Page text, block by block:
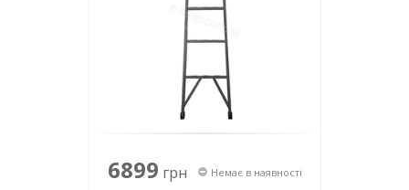
6899 грн Немає в наявності